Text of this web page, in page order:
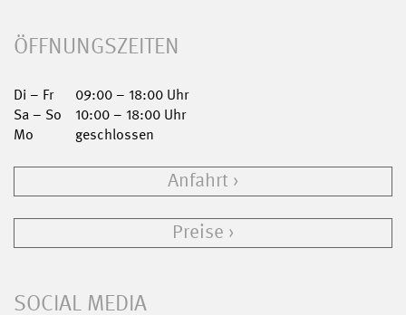
ÖFFNUNGSZEITEN
Di – Fr
09:00 – 18:00 Uhr
Sa – So
10:00 – 18:00 Uhr
Mo
geschlossen
Anfahrt
Preise
SOCIAL MEDIA